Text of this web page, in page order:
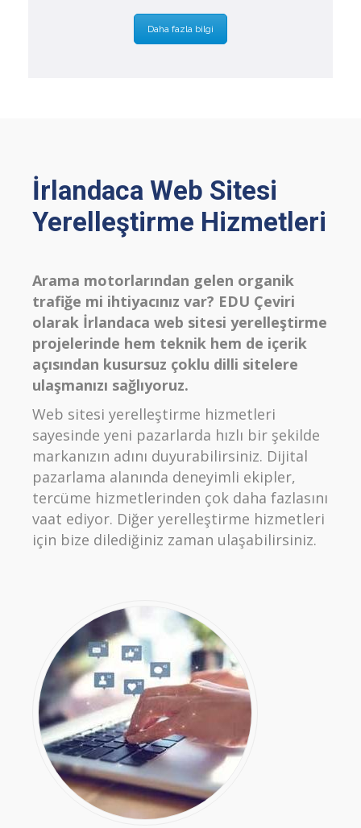
Daha fazla bilgi
İrlandaca Web Sitesi
Yerelleştirme Hizmetleri
Arama motorlarından gelen organik
trafiğe mi ihtiyacınız var? EDU Çeviri
olarak İrlandaca web sitesi yerelleştirme
projelerinde hem teknik hem de içerik
açısından kusursuz çoklu dilli sitelere
ulaşmanızı sağlıyoruz.
Web sitesi yerelleştirme hizmetleri
sayesinde yeni pazarlarda hızlı bir şekilde
markanızın adını duyurabilirsiniz. Dijital
pazarlama alanında deneyimli ekipler,
tercüme hizmetlerinden çok daha fazlasını
vaat ediyor. Diğer yerelleştirme hizmetleri
için bize dilediğiniz zaman ulaşabilirsiniz.